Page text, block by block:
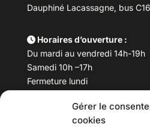
Gérer le
cookies
Dauphiné Lacassagne, bus
Horaires d’ouverture :
Du mardi au vendredi 14h-19h
Samedi 10h –17h
Fermeture lundi
Téléphone :
04 78 53 06 40